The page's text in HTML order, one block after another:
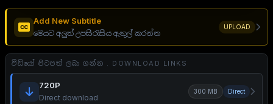
Add New Subtitle
මෙයට අලුත් උපසිරැසිය ඇතුල් කරන්න
UPLOAD
වීඩියෝ පිටපත් ලබා ගන්න . DOWNLOAD LINKS
720P
Direct download
300 MB Direct